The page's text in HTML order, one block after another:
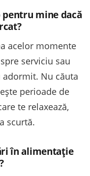
mine dacă
acelor momente
serviciu sau
Nu căuta
perioade de
te relaxează,
scurtă.
în alimentație